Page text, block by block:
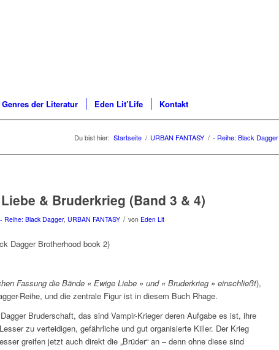
Genres der Literatur Eden Lit’Life Kontakt
Du bist hier: Startseite / URBAN FANTASY / - Reihe: Black Dagger
& Bruderkrieg (Band 3 & 4)
- Reihe: Black Dagger, URBAN FANTASY / von Eden Lit
Dagger Brotherhood book 2)
Fassung die Bände « Ewige Liebe » und « Bruderkrieg » einschließt),
Reihe, und die zentrale Figur ist in diesem Buch Rhage.
Bruderschaft, das sind Vampir-Krieger deren Aufgabe es ist, ihre
zu verteidigen, gefährliche und gut organisierte Killer. Der Krieg
greifen jetzt auch direkt die „Brüder“ an – denn ohne diese sind